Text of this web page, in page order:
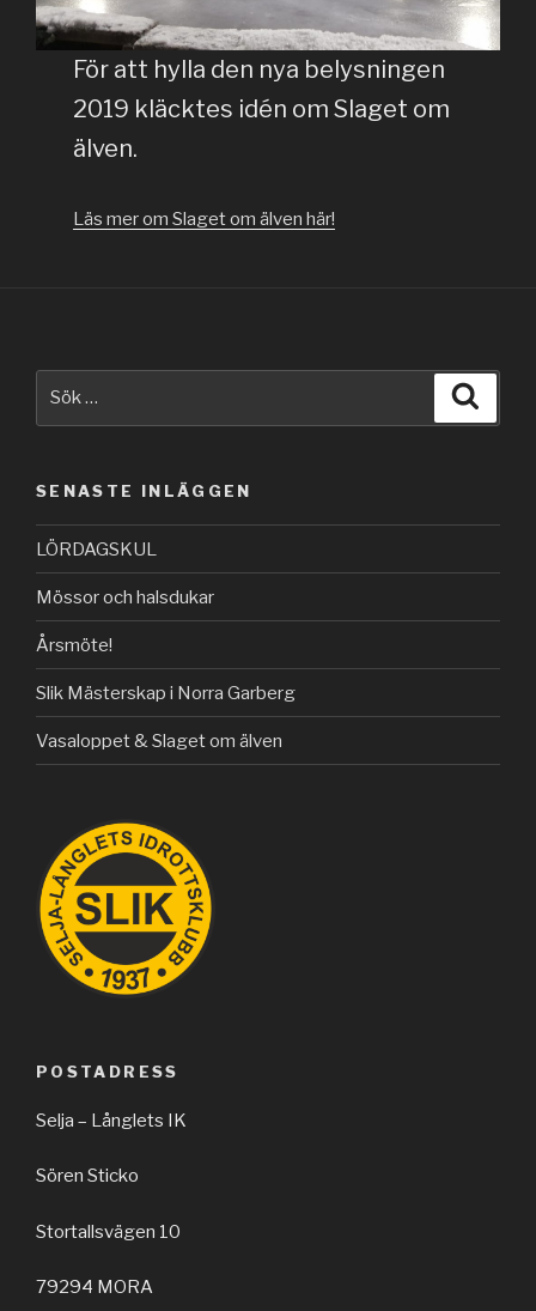
För att hylla den nya belysningen
2019 kläcktes idén om Slaget om
älven.
Läs mer om Slaget om älven här!
SENASTE INLÄGGEN
LÖRDAGSKUL
Mössor och halsdukar
Årsmöte!
Slik Mästerskap i Norra Garberg
Vasaloppet & Slaget om älven
POSTADRESS
Selja – Långlets IK
Sören Sticko
Stortallsvägen 10
79294 MORA